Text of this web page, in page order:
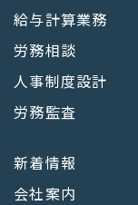
給与計算業務
労務相談
人事制度設計
労務監査
新着情報
会社案内